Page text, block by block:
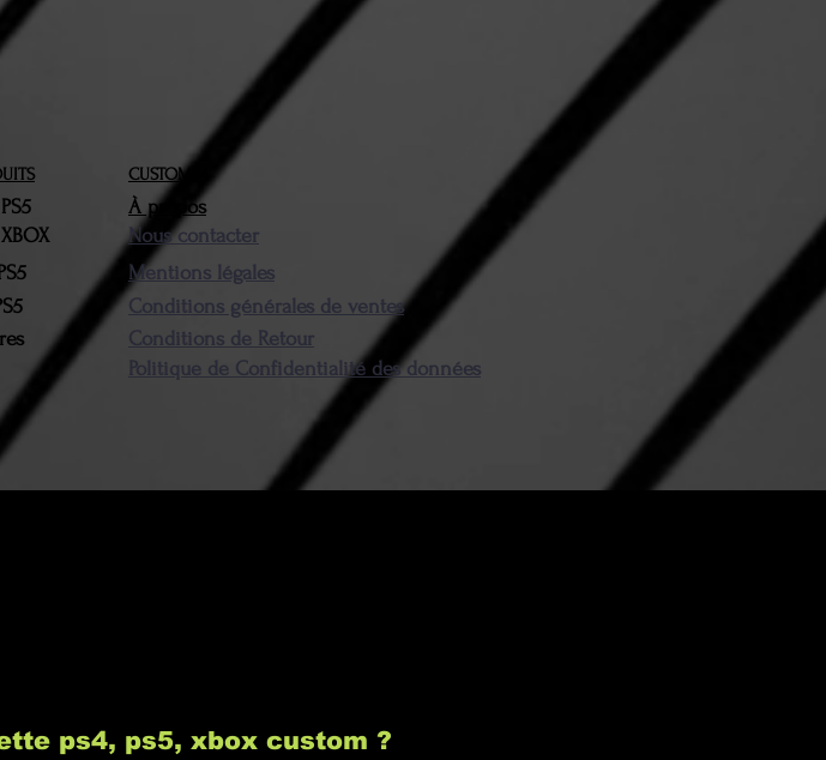
CUSTOM64
À propos
Nous contacter
Mentions légales
Conditions générales de ventes
Conditions de Retour
Politique de Confidentialité des données
ps4, ps5, xbox custom ?